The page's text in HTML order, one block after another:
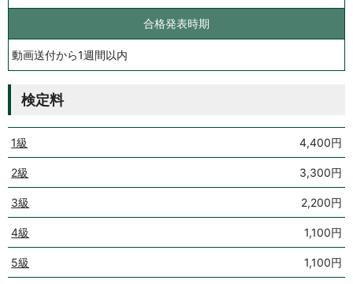
合格発表時期
動画送付から1週間以内
検定料
1級 4,400円
2級 3,300円
3級 2,200円
4級 1,100円
5級 1,100円